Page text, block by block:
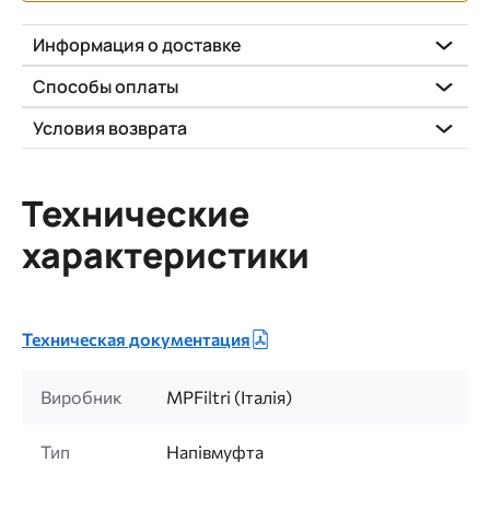
Информация о доставке
Способы оплаты
Условия возврата
Технические
характеристики
Техническая документация
Виробник MPFiltri (Італія)
Тип Напівмуфта